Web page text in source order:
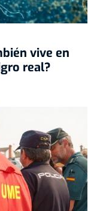
vive en
real?